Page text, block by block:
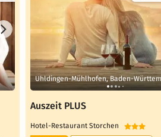
Uhldingen-Mühlhofen, Baden-
Auszeit PLUS
Hotel-Restaurant Storchen